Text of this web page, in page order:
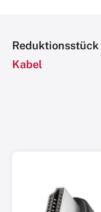
Reduktionsstück
Kabel